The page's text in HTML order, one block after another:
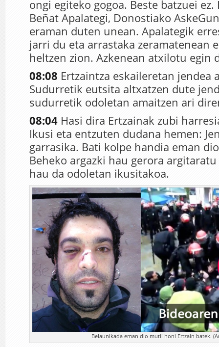
ongi egiteko gogoa. Beste batzuei
Beñat Apalategi, Donostiako
eraman duten unean. Apalategik
jarri du eta arrastaka zeramatenean
heltzen zion. Azkenean atxilotu egin
08:08 Ertzaintza eskaileretan jendea
Sudurretik eutsita altxatzen dute
sudurretik odoletan amaitzen ari
08:04 Hasi dira Ertzainak zubi
Ikusi eta entzuten dudana hemen:
garrasika. Bati kolpe handia eman
Beheko argazki hau gerora
hau da odoletan ikusitakoa.
Belaunikada eman dio mutil honi Ertzain batek.